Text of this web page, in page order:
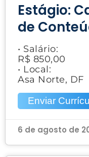
Estágio:
de
• Salário:
R$ 850,00
• Local:
Asa Norte, DF
Enviar
6 de agosto de